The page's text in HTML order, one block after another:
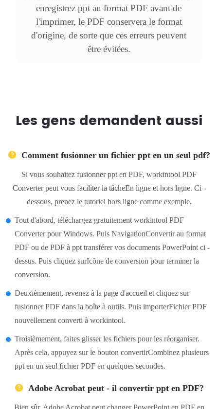
enregistrez ppt au format PDF avant de
l'imprimer, le PDF conservera le format
d'origine, de sorte que ces erreurs peuvent
être évitées.
Les gens demandent aussi
Comment fusionner un fichier ppt en un seul pdf?
Si vous souhaitez fusionner ppt en PDF, workintool PDF
Converter peut vous faciliter la tâcheEn ligne et hors ligne. Ci -
dessous, prenez le tutoriel hors ligne comme exemple.
Tout d'abord, téléchargez gratuitement workintool PDF
Converter pour Windows. Puis NavigationConvertir au format
PDF ou de PDF à ppt transférer vos documents PowerPoint ci -
dessus. Puis cliquez surIcône de conversion pour terminer la
conversion.
Deuxièmement, revenez à la page d'accueil et cliquez sur
fusionner PDF dans la boîte à outils. Puis importerFichier PDF
nouvellement converti à workintool.
Troisièmement, faites glisser les fichiers pour les réorganiser.
Après cela, appuyez sur le bouton convertirCombinez plusieurs
ppt en un seul fichier PDF en quelques secondes.
Adobe Acrobat peut - il convertir ppt en PDF?
Bien sûr, Adobe Acrobat peut changer PowerPoint en PDF en